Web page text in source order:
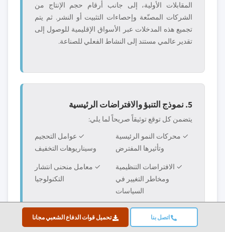
اتصل بنا تحميل قوات الدفاع الشعبي مجانا
المقابلات الأولية، إلى جانب أرقام حجم الإنتاج من
الشركات المصنّعة وإحصاءات التثبيت أو النشر. ثم يتم
تجميع هذه المدخلات عبر الأسواق الإقليمية للوصول إلى
تقدير عالمي مستند إلى النشاط الفعلي للصناعة.
5. نموذج التنبؤ والافتراضات الرئيسية
يتضمن كل توقع توثيقاً صريحاً لما يلي:
✓ محركات النمو الرئيسية
وتأثيرها المفترض
✓ عوامل التحجيم
وسيناريوهات التخفيف
✓ الافتراضات التنظيمية
ومخاطر التغيير في
السياسات
✓ معامل منحنى انتشار
التكنولوجيا
✓ الافتراضات الاقتصادية
الكلية (نمو الناتج المحلي
✓ ديناميكيات التنافس
وتوقعات دخول/خروج